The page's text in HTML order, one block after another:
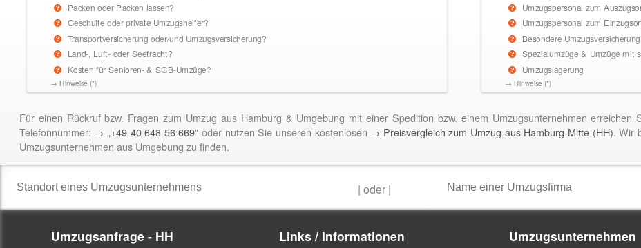
Packen oder Packen lassen?
Geschulte oder private Umzugshelfer?
Transportversicherung oder/und Umzugsversicherung?
Land-, Luft- oder Seefracht?
Kosten für Senioren- & SGB-Umzüge?
→ Hinweise (*)
Umzugspersonal zum
Umzugspersonal zum
Besondere
Spezialumzüge & Umzüge mit
Umzugslagerung
→ Hinweise (*)
Für einen Rückruf bzw. Fragen zum Umzug aus Hamburg & Umgebung mit einer Spedition bzw. einem Umzugsunternehmen
Telefonnummer: → „+49 40 648 56 669” oder nutzen Sie unseren kostenlosen → Preisvergleich zum Umzug aus Hamburg-Mitte (HH). Wir
Umzugsunternehmen aus Umgebung zu finden.
| oder |
Umzugsanfrage - HH Links / Informationen Umzugsunternehmen